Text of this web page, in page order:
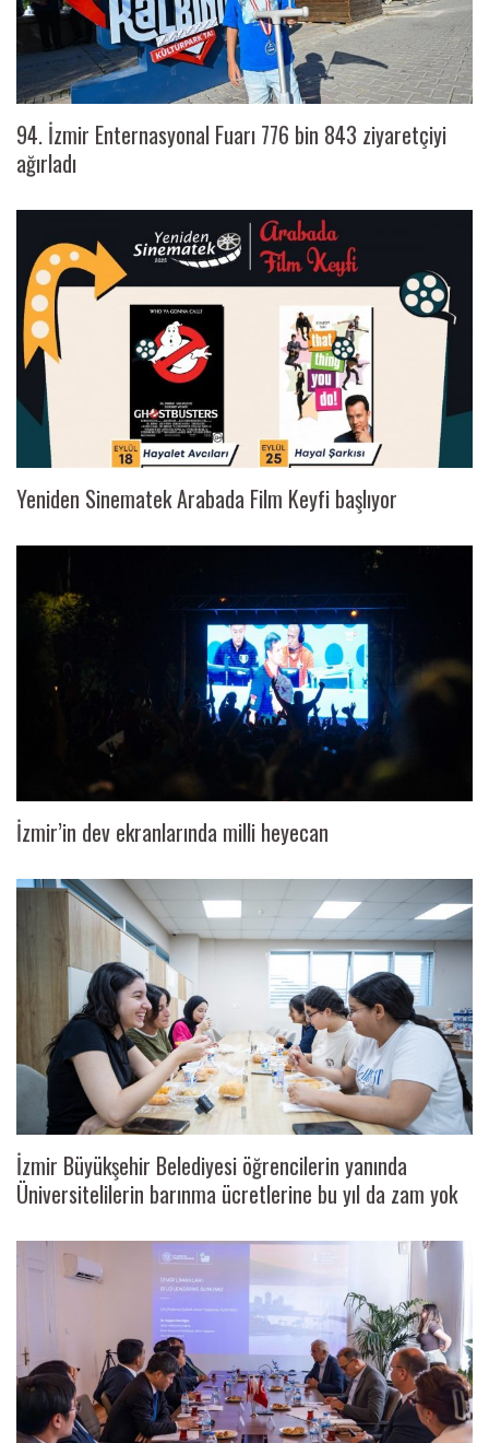
94. İzmir Enternasyonal Fuarı 776 bin 843 ziyaretçiyi
ağırladı
Yeniden Sinematek Arabada Film Keyfi başlıyor
İzmir’in dev ekranlarında milli heyecan
İzmir Büyükşehir Belediyesi öğrencilerin yanında
Üniversitelilerin barınma ücretlerine bu yıl da zam yok